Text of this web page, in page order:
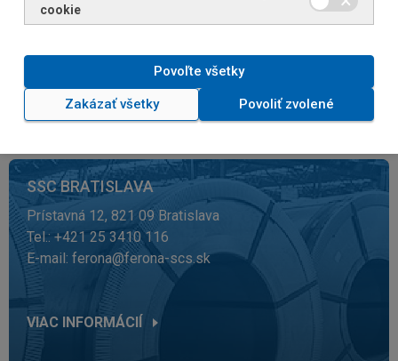
SSC BRATISLAVA
Prístavná 12, 821 09 Bratislava
Tel.: +421 25 3410 116
E-mail: ferona@ferona-scs.sk
VIAC INFORMÁCIÍ
cookie
Povoľte všetky
Zakázať všetky Povoliť zvolené